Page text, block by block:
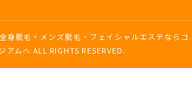
身脱毛・メンズ脱毛・フェイシャルエステならコ
アムへ ALL RIGHTS RESERVED.